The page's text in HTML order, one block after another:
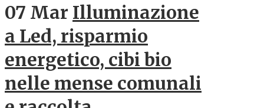
07 Mar Illuminazione
a Led, risparmio
energetico, cibi bio
nelle mense comunali